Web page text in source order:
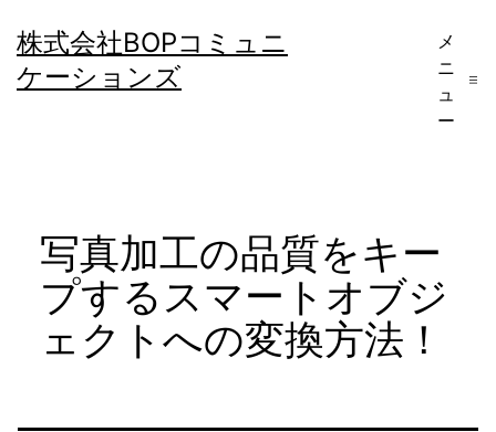
ン
テ
株式会社BOPコミュニ
ケーションズ
メ
ニ
ュ
ー
写真加工の品質をキー
プするスマートオブジ
ェクトへの変換方法！